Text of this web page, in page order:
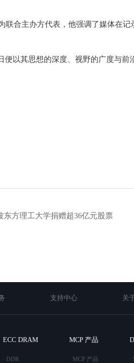
联合主办方代表，他强调了媒体在
便以其思想的深度、视野的广度与
东方理工大学捐赠超36亿元股票
支持中心 关
ECC DRAM
· DDR
MCP 产品
· MCP 产品